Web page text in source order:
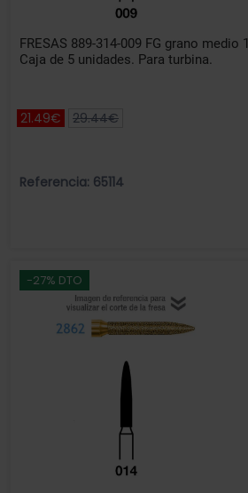
FRESAS 889-314-009 FG grano
Caja de 5 unidades. Para turbina.
21.49€ 29.44€
Referencia: 65114
-27% DTO